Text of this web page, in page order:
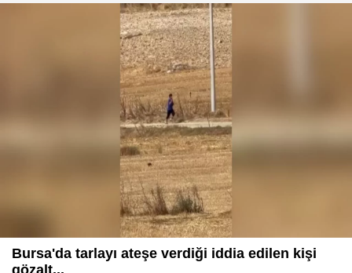
Bursa'da tarlayı ateşe verdiği iddia edilen kişi
gözalt...